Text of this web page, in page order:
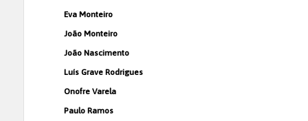
Eva Monteiro
João Monteiro
João Nascimento
Luís Grave Rodrigues
Onofre Varela
Paulo Ramos